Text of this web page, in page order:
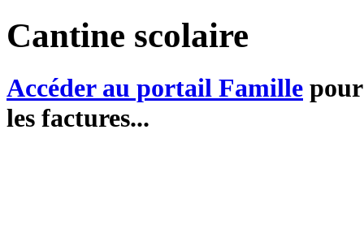
Cantine scolaire
Accéder au portail Famille
les factures...